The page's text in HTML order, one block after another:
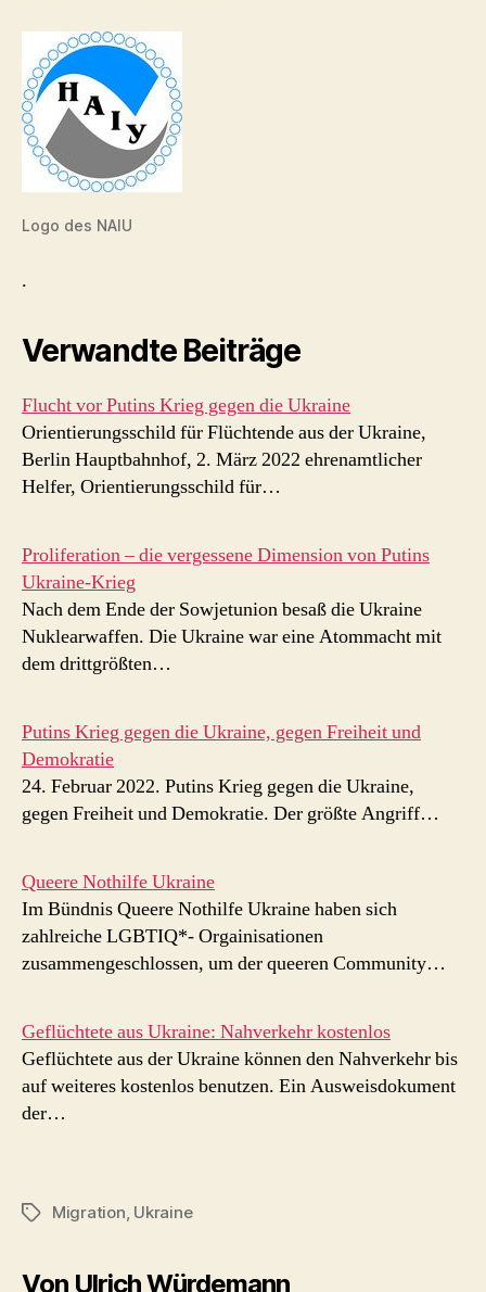
Logo des NAIU
.
Verwandte Beiträge
Flucht vor Putins Krieg gegen die Ukraine
Orientierungsschild für Flüchtende aus der Ukraine,
Berlin Hauptbahnhof, 2. März 2022 ehrenamtlicher
Helfer, Orientierungsschild für…
Proliferation – die vergessene Dimension von Putins
Ukraine-Krieg
Nach dem Ende der Sowjetunion besaß die Ukraine
Nuklearwaffen. Die Ukraine war eine Atommacht mit
dem drittgrößten…
Putins Krieg gegen die Ukraine, gegen Freiheit und
Demokratie
24. Februar 2022. Putins Krieg gegen die Ukraine,
gegen Freiheit und Demokratie. Der größte Angriff…
Queere Nothilfe Ukraine
Im Bündnis Queere Nothilfe Ukraine haben sich
zahlreiche LGBTIQ*- Orgainisationen
zusammengeschlossen, um der queeren Community…
Geflüchtete aus Ukraine: Nahverkehr kostenlos
Geflüchtete aus der Ukraine können den Nahverkehr bis
auf weiteres kostenlos benutzen. Ein Ausweisdokument
der…
Schlagwörter
Migration, Ukraine
Von Ulrich Würdemann